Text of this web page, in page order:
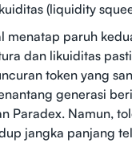
(liquidity
menatap paruh
dan likuiditas
token yang
generasi
Paradex. Namun,
jangka panjang